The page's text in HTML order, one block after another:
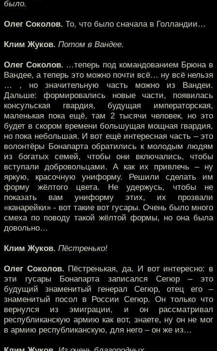
было.
Олег Соколов. То, что было сначала в Голландии…
Клим Жуков. Потом в Вандее.
Олег Соколов. …теперь под командованием Брюна в
Вандее, а теперь это можно почти всё… ну всё нельзя
… , но значительную часть можно из Вандеи.
Дальше: формировались новые части, появилась
консульская гвардия, будущая императорская,
маленькая пока ещё, там 2 тысячи человек, но это
будет в скором времени большущая мощная гвардия,
но пока небольшая. И вот ещё интересная часть – это
волонтёры Бонапарта обратились к молодым людям
из богатых семей, чтобы они включались, чтобы
вступали добровольцами. А как их привлечь – ну
яркую, красочную униформу. Решили сделать им
форму жёлтого цвета. Не удержусь, чтобы не
показать вам униформу этих, их прозвали
«канарейки» - вот такие вот гусары. Очень было много
смеха по поводу такой жёлтой формы, но она была
довольно…
Клим Жуков. Пёстренько!
Олег Соколов. Пёстренькая, да. И вот интересно: в
эти гусары Бонапарта записался Сегюр – это
будущий знаменитый генерал Сегюр, отец его –
знаменитый посол в России Сегюр. Он только что
вернулся из эмиграции, и он рассматривал
республиканскую армию как вот, знаете, ну он не мог
в армию республиканскую, для него – он же из…